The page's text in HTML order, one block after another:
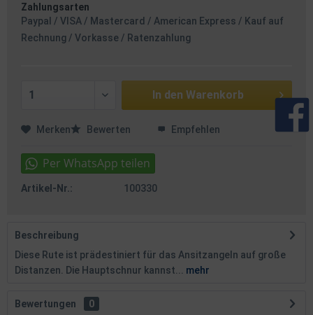
Zahlungsarten
Paypal / VISA / Mastercard / American Express / Kauf auf
Rechnung / Vorkasse / Ratenzahlung
In den Warenkorb
Merken Bewerten Empfehlen
Artikel-Nr.: 100330
Beschreibung
Diese Rute ist prädestiniert für das Ansitzangeln auf große
Distanzen. Die Hauptschnur kannst...
mehr
Bewertungen
0